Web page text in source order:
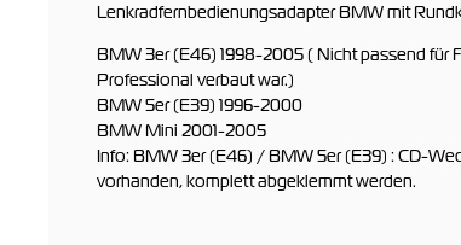
Lenkradfernbedienungsadapter BMW mit
BMW 3er (E46) 1998-2005 ( Nicht passend für
Professional verbaut war.)
BMW 5er (E39) 1996-2000
BMW Mini 2001-2005
Info: BMW 3er (E46) / BMW 5er (E39) : CD-
vorhanden, komplett abgeklemmt werden.